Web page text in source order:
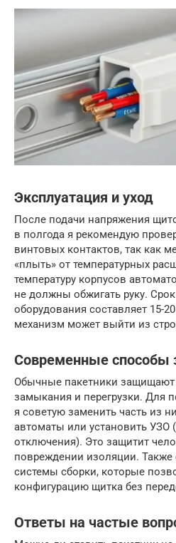
Эксплуатация и уход
После подачи напряжения
в полгода я рекомендую
винтовых контактов, так как
«плыть» от температурных
температуру корпусов
не должны обжигать руку.
оборудования составляет 15-
механизм может выйти из
Современные способы
Обычные пакетники защищают
замыкания и перегрузки. Для
я советую заменить часть из
автоматы или установить УЗО
отключения). Это защитит
повреждении изоляции.
системы сборки, которые
конфигурацию щитка без
Ответы на частые